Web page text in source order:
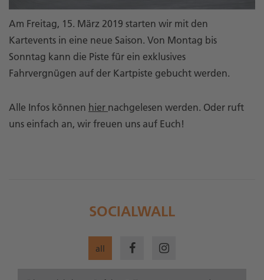
Am Freitag, 15. März 2019 starten wir mit den
Kartevents in eine neue Saison. Von Montag bis
Sonntag kann die Piste für ein exklusives
Fahrvergnügen auf der Kartpiste gebucht werden.
Alle Infos können hier nachgelesen werden. Oder ruft
uns einfach an, wir freuen uns auf Euch!
SOCIALWALL
all